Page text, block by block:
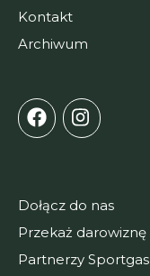
Kontakt
Archiwum
Dołącz do nas
Przekaż darowiznę
Partnerzy Sportgas